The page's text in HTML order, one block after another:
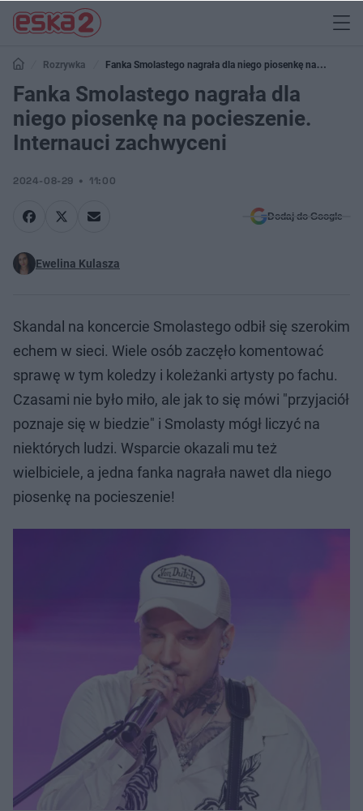
Rozrywka
Fanka Smolastego nagrała dla niego piosenkę na
pocieszenie. Internauci zachwyceni
Fanka Smolastego nagrała dla
niego piosenkę na pocieszenie.
Internauci zachwyceni
2024-08-29 11:00
Dodaj do Google
Ewelina Kulasza
Skandal na koncercie Smolastego odbił się szerokim
echem w sieci. Wiele osób zaczęło komentować
sprawę w tym koledzy i koleżanki artysty po fachu.
Czasami nie było miło, ale jak to się mówi "przyjaciół
poznaje się w biedzie" i Smolasty mógł liczyć na
niektórych ludzi. Wsparcie okazali mu też
wielbiciele, a jedna fanka nagrała nawet dla niego
piosenkę na pocieszenie!